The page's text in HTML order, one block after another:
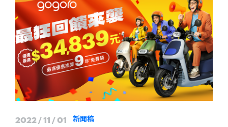
2022 / 11 / 01 新聞稿